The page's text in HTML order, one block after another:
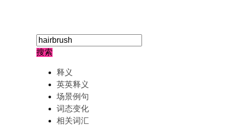
搜索
释义
英英释义
场景例句
词态变化
相关词汇